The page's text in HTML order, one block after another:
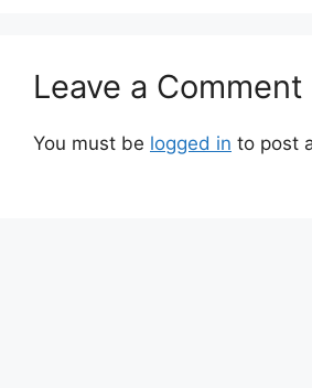
Leave a Comment
You must be logged in to post